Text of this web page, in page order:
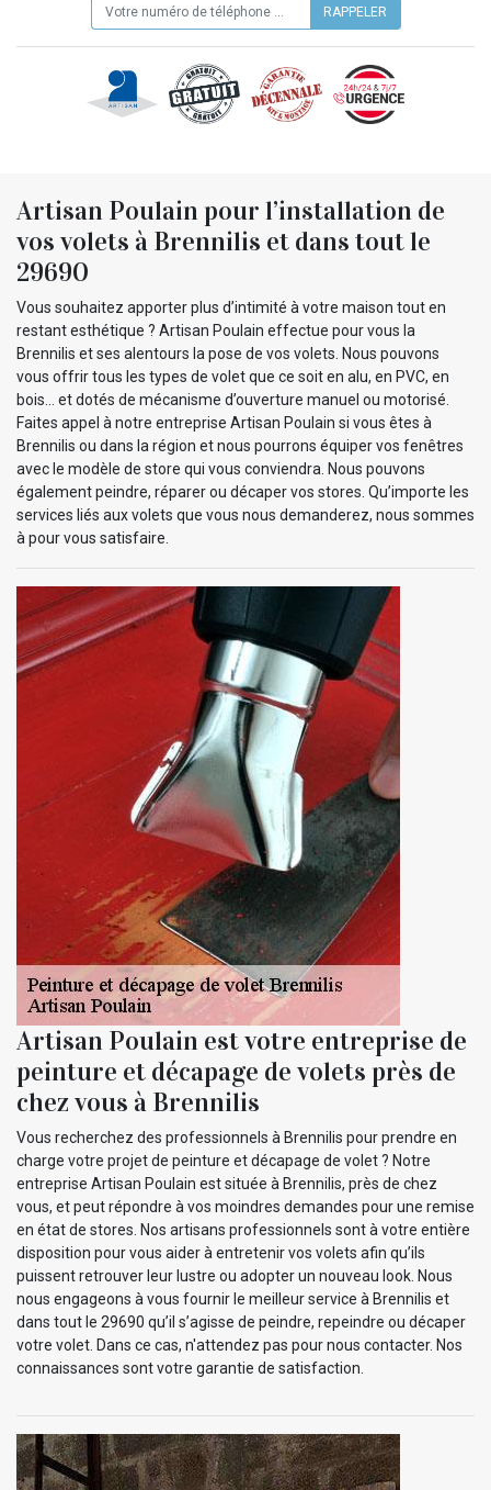
Artisan Poulain pour l’installation de
vos volets à Brennilis et dans tout le
29690
Vous souhaitez apporter plus d’intimité à votre maison tout en
restant esthétique ? Artisan Poulain effectue pour vous la
Brennilis et ses alentours la pose de vos volets. Nous pouvons
vous offrir tous les types de volet que ce soit en alu, en PVC, en
bois… et dotés de mécanisme d’ouverture manuel ou motorisé.
Faites appel à notre entreprise Artisan Poulain si vous êtes à
Brennilis ou dans la région et nous pourrons équiper vos fenêtres
avec le modèle de store qui vous conviendra. Nous pouvons
également peindre, réparer ou décaper vos stores. Qu’importe les
services liés aux volets que vous nous demanderez, nous sommes
à pour vous satisfaire.
Artisan Poulain est votre entreprise de
peinture et décapage de volets près de
chez vous à Brennilis
Vous recherchez des professionnels à Brennilis pour prendre en
charge votre projet de peinture et décapage de volet ? Notre
entreprise Artisan Poulain est située à Brennilis, près de chez
vous, et peut répondre à vos moindres demandes pour une remise
en état de stores. Nos artisans professionnels sont à votre entière
disposition pour vous aider à entretenir vos volets afin qu’ils
puissent retrouver leur lustre ou adopter un nouveau look. Nous
nous engageons à vous fournir le meilleur service à Brennilis et
dans tout le 29690 qu’il s’agisse de peindre, repeindre ou décaper
votre volet. Dans ce cas, n'attendez pas pour nous contacter. Nos
connaissances sont votre garantie de satisfaction.